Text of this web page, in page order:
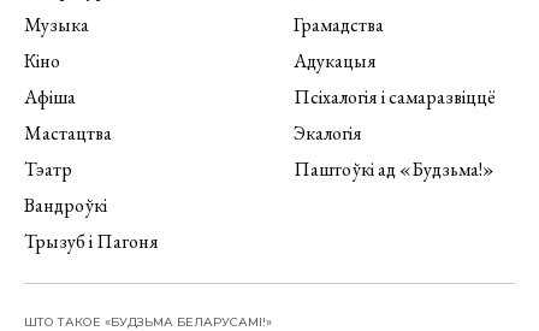
Музыка
Кіно
Афіша
Мастацтва
Тэатр
Вандроўкі
Трызуб і Пагоня
Грамадства
Адукацыя
Псіхалогія і самаразвіццё
Экалогія
Паштоўкі ад «Будзьма!»
ШТО ТАКОЕ «БУДЗЬМА БЕЛАРУСАМІ!»